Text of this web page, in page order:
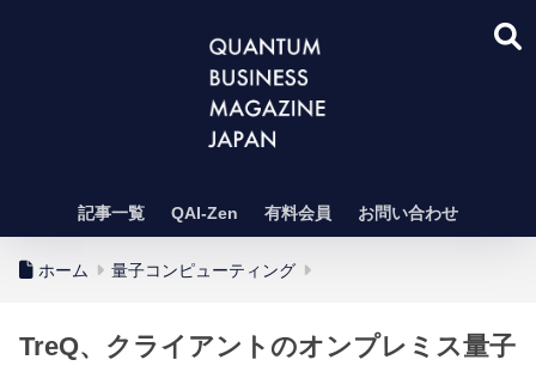
記事一覧 QAI-Zen 有料会員 お問い合わせ
ホーム 量子コンピューティング
TreQ、クライアントのオンプレミス量子